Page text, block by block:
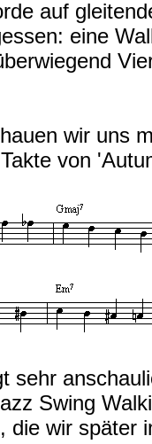
auf
eine
wir uns
von
sehr
Swing
die wir später